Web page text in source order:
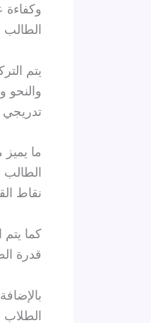
وكفاءة
يتم
ما
نقاط
كما
قدرة
الطلاب